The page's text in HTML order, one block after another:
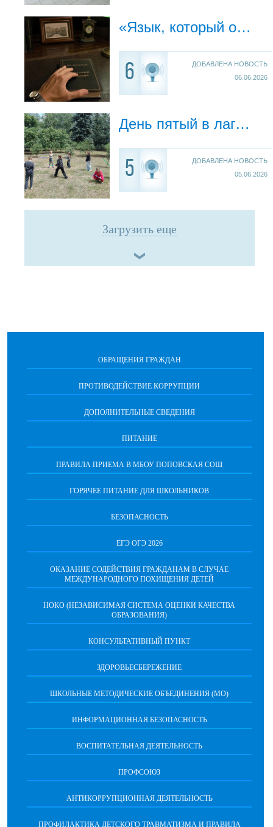
«Язык, который объединяет: как сленг мешает нам быть едиными».
6
ДОБАВЛЕНА НОВОСТЬ
06.06.2026
День пятый в лагере «Солнышко»: «Богатырская сила и здоровье»
5
ДОБАВЛЕНА НОВОСТЬ
05.06.2026
Загрузить еще
ОБРАЩЕНИЯ ГРАЖДАН
ПРОТИВОДЕЙСТВИЕ КОРРУПЦИИ
ДОПОЛНИТЕЛЬНЫЕ СВЕДЕНИЯ
ПИТАНИЕ
ПРАВИЛА ПРИЕМА В МБОУ ПОПОВСКАЯ СОШ
ГОРЯЧЕЕ ПИТАНИЕ ДЛЯ ШКОЛЬНИКОВ
БЕЗОПАСНОСТЬ
ЕГЭ ОГЭ 2026
ОКАЗАНИЕ СОДЕЙСТВИЯ ГРАЖДАНАМ В СЛУЧАЕ
МЕЖДУНАРОДНОГО ПОХИЩЕНИЯ ДЕТЕЙ
НОКО (НЕЗАВИСИМАЯ СИСТЕМА ОЦЕНКИ КАЧЕСТВА
ОБРАЗОВАНИЯ)
КОНСУЛЬТАТИВНЫЙ ПУНКТ
ЗДОРОВЬЕСБЕРЕЖЕНИЕ
ШКОЛЬНЫЕ МЕТОДИЧЕСКИЕ ОБЪЕДИНЕНИЯ (МО)
ИНФОРМАЦИОННАЯ БЕЗОПАСНОСТЬ
ВОСПИТАТЕЛЬНАЯ ДЕЯТЕЛЬНОСТЬ
ПРОФСОЮЗ
АНТИКОРРУПЦИОННАЯ ДЕЯТЕЛЬНОСТЬ
ПРОФИЛАКТИКА ДЕТСКОГО ТРАВМАТИЗМА И ПРАВИЛА